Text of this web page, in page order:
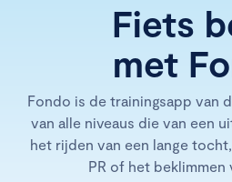
Fiets
met
Fondo is de trainingsapp van
van alle niveaus die van een
het rijden van een lange
PR of het beklimmen